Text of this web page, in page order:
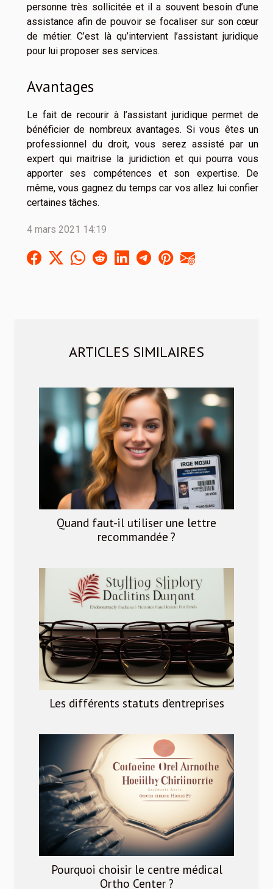
ARTICLES SIMILAIRES
Quand faut-il utiliser une lettre
recommandée ?
Les différents statuts d’entreprises
Pourquoi choisir le centre médical
Ortho Center ?
personne très sollicitée et il a souvent besoin d’une
assistance afin de pouvoir se focaliser sur son cœur
de métier. C’est là qu’intervient l’assistant juridique
pour lui proposer ses services.
Avantages
Le fait de recourir à l’assistant juridique permet de
bénéficier de nombreux avantages. Si vous êtes un
professionnel du droit, vous serez assisté par un
expert qui maitrise la juridiction et qui pourra vous
apporter ses compétences et son expertise. De
même, vous gagnez du temps car vos allez lui confier
certaines tâches.
4 mars 2021 14:19